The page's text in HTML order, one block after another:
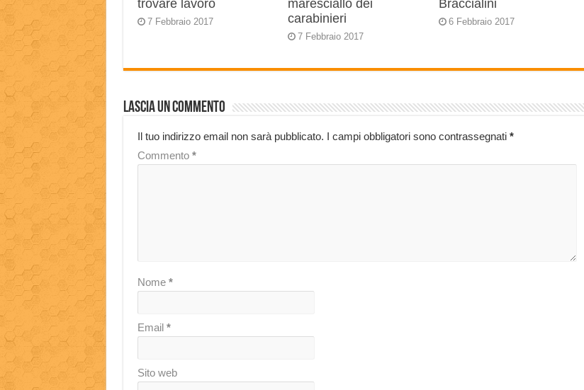
trovare lavoro
7 Febbraio 2017
maresciallo dei
carabinieri
7 Febbraio 2017
Braccialini
6 Febbraio 2017
Lascia un commento
Il tuo indirizzo email non sarà pubblicato. I campi obbligatori sono contrassegnati *
Commento *
Nome *
Email *
Sito web